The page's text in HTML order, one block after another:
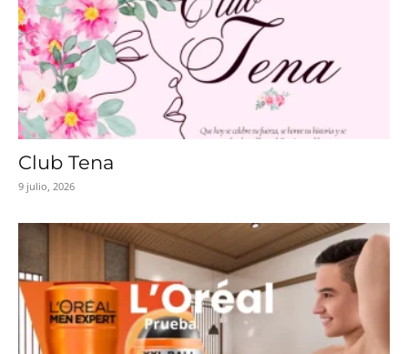
Club Tena
9 julio, 2026